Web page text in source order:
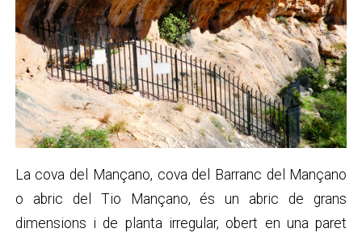
La cova del Mançano, cova del Barranc del Mançano
o abric del Tio Mançano, és un abric de grans
dimensions i de planta irregular, obert en una paret